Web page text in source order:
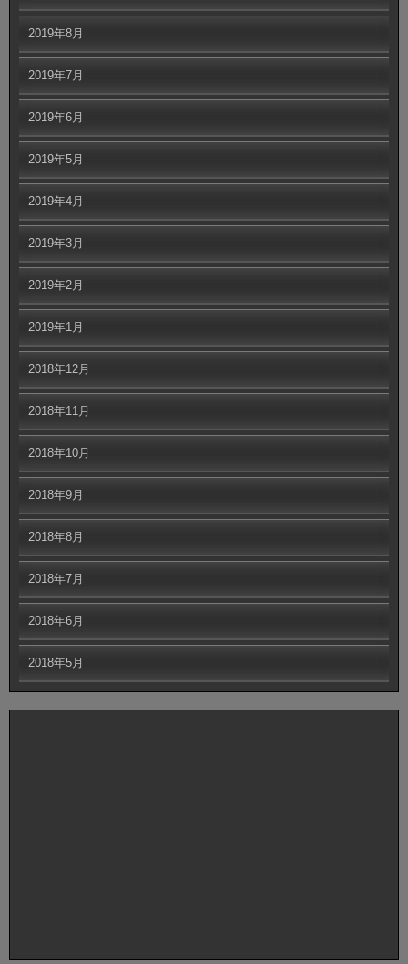
2019年8月
2019年7月
2019年6月
2019年5月
2019年4月
2019年3月
2019年2月
2019年1月
2018年12月
2018年11月
2018年10月
2018年9月
2018年8月
2018年7月
2018年6月
2018年5月